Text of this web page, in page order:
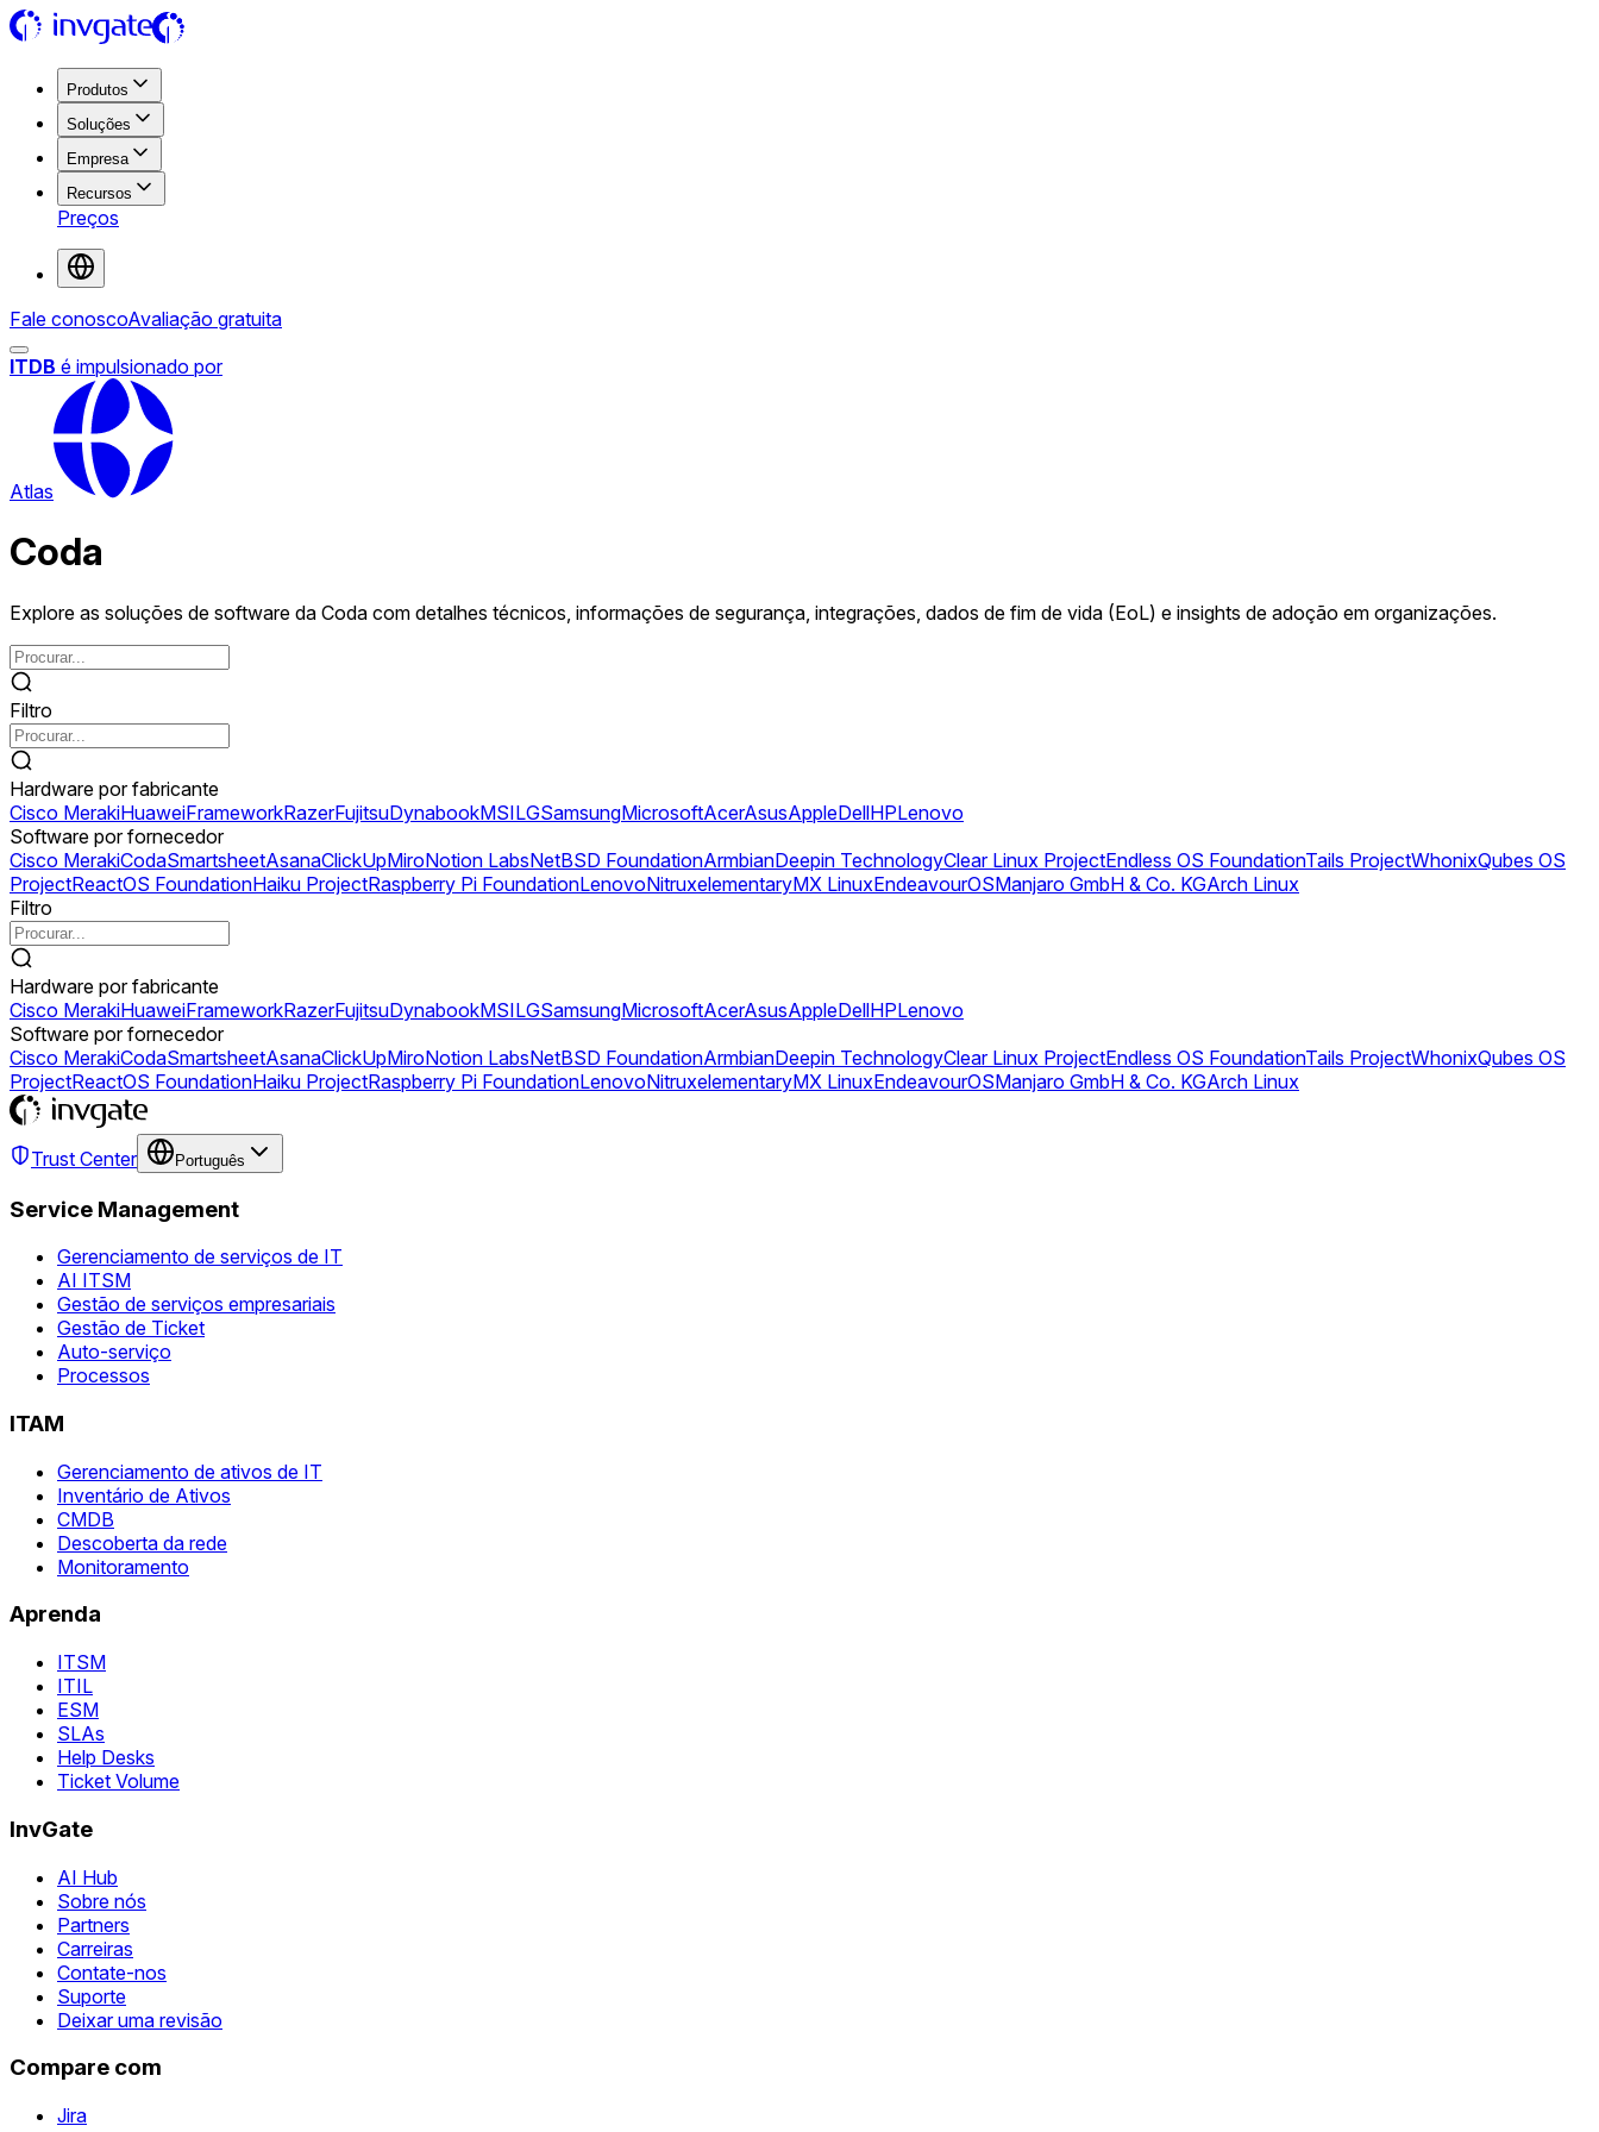
Produtos
Soluções
Empresa
Recursos
Preços
Fale conoscoAvaliação gratuita
ITDB é impulsionado por
Atlas
Coda
Explore as soluções de software da Coda com detalhes técnicos, informações de segurança, integrações, dados de fim de vida (EoL) e insights de adoção em organizações.
Filtro
Hardware por fabricante
Cisco MerakiHuaweiFrameworkRazerFujitsuDynabookMSILGSamsungMicrosoftAcerAsusAppleDellHPLenovo
Software por fornecedor
Cisco MerakiCodaSmartsheetAsanaClickUpMiroNotion LabsNetBSD FoundationArmbianDeepin TechnologyClear Linux ProjectEndless OS FoundationTails ProjectWhonixQubes OS
ProjectReactOS FoundationHaiku ProjectRaspberry Pi FoundationLenovoNitruxelementaryMX LinuxEndeavourOSManjaro GmbH & Co. KGArch Linux
Filtro
Hardware por fabricante
Cisco MerakiHuaweiFrameworkRazerFujitsuDynabookMSILGSamsungMicrosoftAcerAsusAppleDellHPLenovo
Software por fornecedor
Cisco MerakiCodaSmartsheetAsanaClickUpMiroNotion LabsNetBSD FoundationArmbianDeepin TechnologyClear Linux ProjectEndless OS FoundationTails ProjectWhonixQubes OS
ProjectReactOS FoundationHaiku ProjectRaspberry Pi FoundationLenovoNitruxelementaryMX LinuxEndeavourOSManjaro GmbH & Co. KGArch Linux
Trust Center Português
Service Management
Gerenciamento de serviços de IT
AI ITSM
Gestão de serviços empresariais
Gestão de Ticket
Auto-serviço
Processos
ITAM
Gerenciamento de ativos de IT
Inventário de Ativos
CMDB
Descoberta da rede
Monitoramento
Aprenda
ITSM
ITIL
ESM
SLAs
Help Desks
Ticket Volume
InvGate
AI Hub
Sobre nós
Partners
Carreiras
Contate-nos
Suporte
Deixar uma revisão
Compare com
Jira